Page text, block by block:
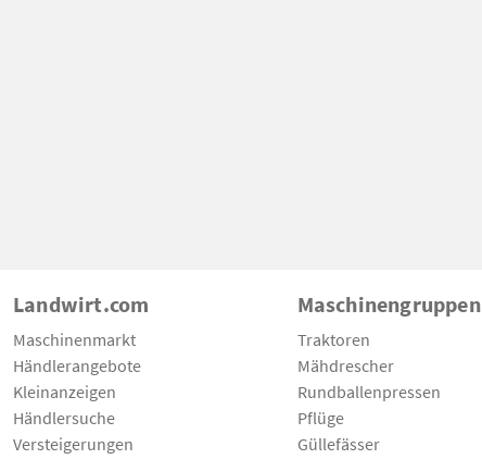
Landwirt.com
Maschinenmarkt
Händlerangebote
Kleinanzeigen
Händlersuche
Versteigerungen
Maschinengruppen
Traktoren
Mähdrescher
Rundballenpressen
Pflüge
Güllefässer